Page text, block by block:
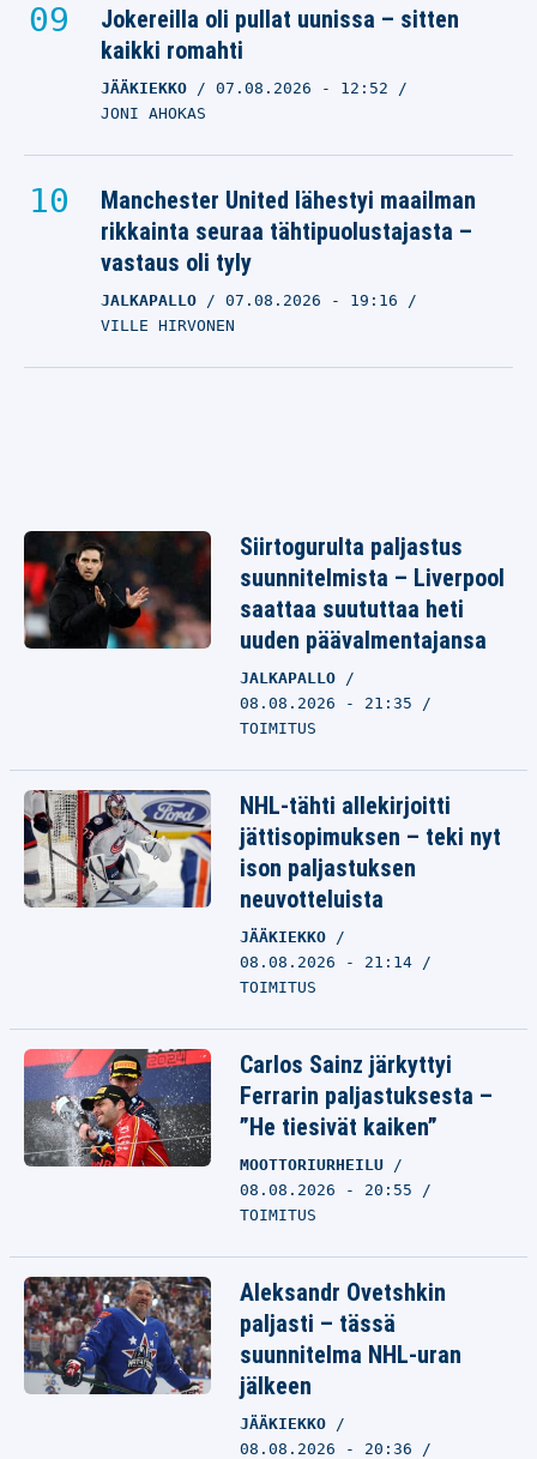
Jokereilla oli pullat uunissa – sitten
kaikki romahti
JÄÄKIEKKO 07.08.2026 - 12:52
JONI AHOKAS
Manchester United lähestyi maailman
rikkainta seuraa tähtipuolustajasta –
vastaus oli tyly
JALKAPALLO 07.08.2026 - 19:16
VILLE HIRVONEN
Siirtogurulta paljastus
suunnitelmista – Liverpool
saattaa suututtaa heti
uuden päävalmentajansa
JALKAPALLO
08.08.2026 - 21:35
TOIMITUS
NHL-tähti allekirjoitti
jättisopimuksen – teki nyt
ison paljastuksen
neuvotteluista
JÄÄKIEKKO
08.08.2026 - 21:14
TOIMITUS
Carlos Sainz järkyttyi
Ferrarin paljastuksesta –
”He tiesivät kaiken”
MOOTTORIURHEILU
08.08.2026 - 20:55
TOIMITUS
Aleksandr Ovetshkin
paljasti – tässä
suunnitelma NHL-uran
jälkeen
JÄÄKIEKKO
08.08.2026 - 20:36